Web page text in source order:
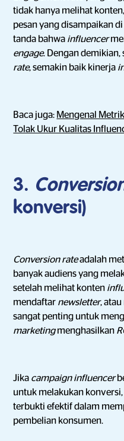
tidak hanya melihat
pesan yang disampaikan
tanda bahwa influencer
engage. Dengan
rate, semakin baik kinerja
Baca juga: Mengenal
Tolak Ukur Kualitas
3.
konversi)
Conversion rateadalah
banyak audiens yang
setelah melihat konten
mendaftar newsletter,
sangat penting untuk
marketingmenghasilkan
Jika campaign influencer
untuk melakukan
terbukti efektif dalam
pembelian konsumen.